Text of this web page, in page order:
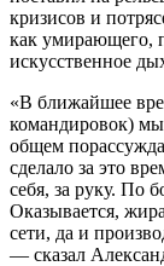
кризисов и
как умирающего,
искусственное
«В ближайшее
командировок)
общем
сделало за это
себя, за руку. По
Оказывается,
сети, да и
— сказал